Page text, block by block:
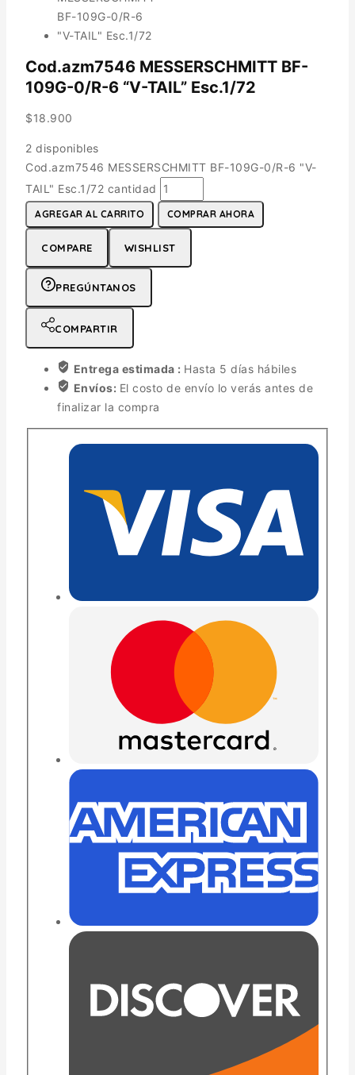
Cod.azm7546 MESSERSCHMITT BF-
109G-0/R-6 “V-TAIL” Esc.1/72
$18.900
2 disponibles
Cod.azm7546 MESSERSCHMITT BF-109G-0/R-6 "V-
TAIL" Esc.1/72 cantidad
AGREGAR AL CARRITO COMPRAR AHORA
COMPARE WISHLIST
PREGÚNTANOS
COMPARTIR
Entrega estimada : Hasta 5 días hábiles
Envíos: El costo de envío lo verás antes de
finalizar la compra